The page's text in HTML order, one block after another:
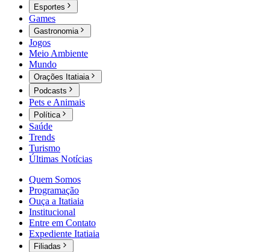
Esportes
Games
Gastronomia
Jogos
Meio Ambiente
Mundo
Orações Itatiaia
Podcasts
Pets e Animais
Política
Saúde
Trends
Turismo
Últimas Notícias
Quem Somos
Programação
Ouça a Itatiaia
Institucional
Entre em Contato
Expediente Itatiaia
Filiadas